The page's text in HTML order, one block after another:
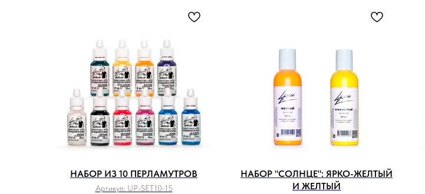
НАБОР ИЗ 10 ПЕРЛАМУТРОВ
Артикул: UP-SET10-15
НАБОР "СОЛНЦЕ": ЯРКО-ЖЕЛТЫЙ
И ЖЕЛТЫЙ